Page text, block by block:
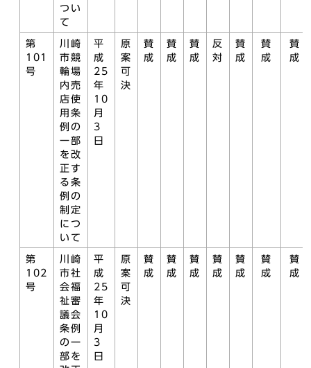
つい
て
第
101
号
川崎
市競
輪場
内売
店使
用条
例の
一部
を改
正す
る条
例の
制定
につ
いて
平
成
25
年
10
月
3
日
原
案
可
決
賛
成
賛
成
賛
成
反
対
賛
成
賛
成
賛
成
第
102
号
川崎
市社
会福
祉審
議会
条例
の一
部を
平
成
25
年
10
月
3
日
原
案
可
決
賛
成
賛
成
賛
成
賛
成
賛
成
賛
成
賛
成